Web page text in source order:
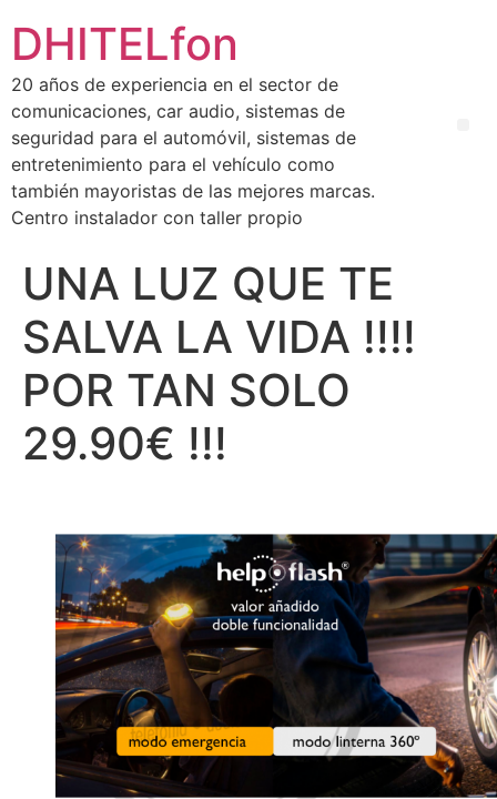
DHITELfon
20 años de experiencia en el sector de
comunicaciones, car audio, sistemas de
seguridad para el automóvil, sistemas de
entretenimiento para el vehículo como
también mayoristas de las mejores marcas.
Centro instalador con taller propio
UNA LUZ QUE TE
SALVA LA VIDA !!!!
POR TAN SOLO
29.90€ !!!